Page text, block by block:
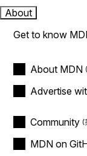
About
Get to know
About MDN
Advertise
Community
MDN on